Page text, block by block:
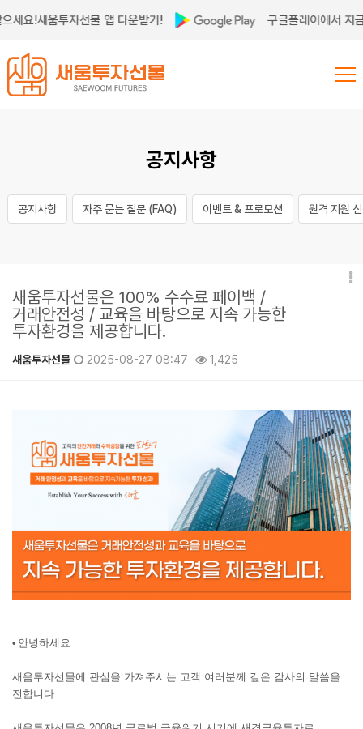
요!새움투자선물 앱 다운받기! 구글플레이에서 지금
공지사항
공지사항 자주 묻는 질문 (FAQ) 이벤트 & 프로모션 원격 지원
새움투자선물은 100% 수수료 페이백 /
거래안전성 / 교육을 바탕으로 지속 가능한
투자환경을 제공합니다.
새움투자선물 2025-08-27 08:47 1,425
• 안녕하세요.
새움투자선물에 관심을 가져주시는 고객 여러분께 깊은 감사의 말씀을
전합니다.